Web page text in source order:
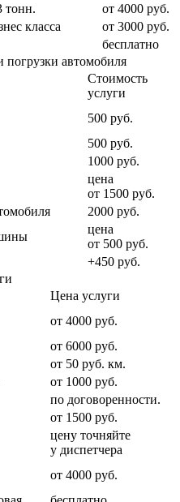
тонн.
от 4000 руб.
класса
от 3000 руб.
бесплатно
погрузки автомобиля
Стоимость
услуги
500 руб.
500 руб.
1000 руб.
цена
от 1500 руб.
2000 руб.
цена
от 500 руб.
+450 руб.
Цена услуги
от 4000 руб.
от 6000 руб.
от 50 руб. км.
от 1000 руб.
по договоренности.
от 1500 руб.
цену точняйте
у диспетчера
от 4000 руб.